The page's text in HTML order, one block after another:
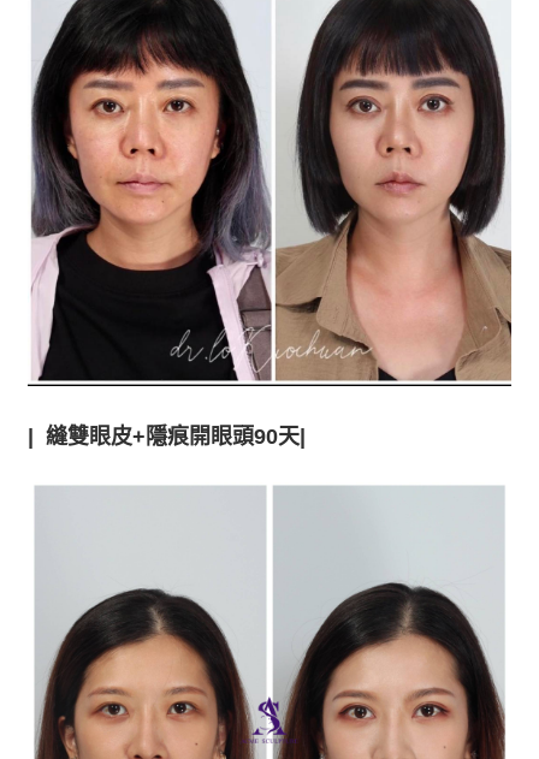
|縫雙眼皮+隱痕開眼頭90天|